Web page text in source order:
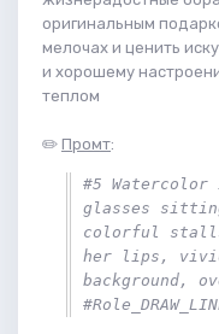
оригинальным
мелочах и ценить
и хорошему
теплом
✏️ Промт:
#5
glasses
colorful
her lips,
background,